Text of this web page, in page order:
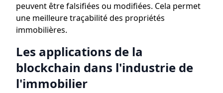
peuvent être falsifiées ou modifiées. Cela permet
une meilleure traçabilité des propriétés
immobilières.
Les applications de la
blockchain dans l'industrie de
l'immobilier